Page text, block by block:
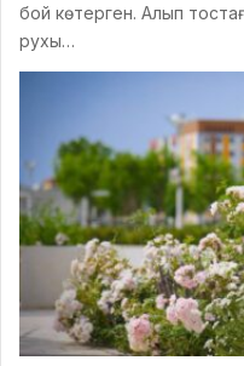
бой көтерген. Алып
рухы…